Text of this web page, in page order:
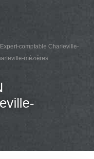
Expert-comptable Charleville-
mézières